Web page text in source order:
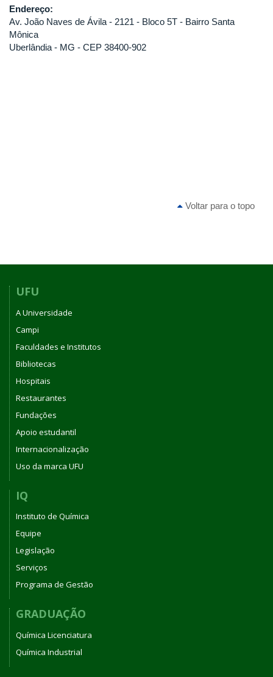
Endereço:
Av. João Naves de Ávila - 2121 - Bloco 5T - Bairro Santa
Mônica
Uberlândia - MG - CEP 38400-902
Voltar para o topo
UFU
A Universidade
Campi
Faculdades e Institutos
Bibliotecas
Hospitais
Restaurantes
Fundações
Apoio estudantil
Internacionalização
Uso da marca UFU
IQ
Instituto de Química
Equipe
Legislação
Serviços
Programa de Gestão
GRADUAÇÃO
Química Licenciatura
Química Industrial